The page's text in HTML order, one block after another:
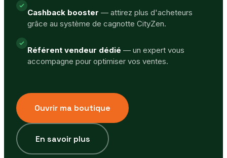
Cashback booster — attirez plus d'acheteurs
grâce au système de cagnotte CityZen.
Référent vendeur dédié — un expert vous
accompagne pour optimiser vos ventes.
Ouvrir ma boutique
En savoir plus